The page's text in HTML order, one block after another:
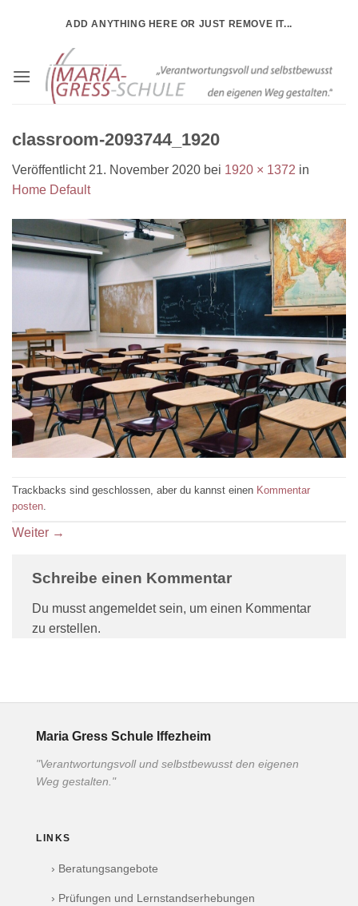
ADD ANYTHING HERE OR JUST REMOVE IT...
classroom-2093744_1920
Veröffentlicht 21. November 2020 bei 1920 × 1372 in
Home Default
Trackbacks sind geschlossen, aber du kannst einen Kommentar
posten.
Weiter →
Schreibe einen Kommentar
Du musst angemeldet sein, um einen Kommentar
zu erstellen.
Maria Gress Schule Iffezheim
"Verantwortungsvoll und selbstbewusst den eigenen
Weg gestalten."
LINKS
› Beratungsangebote
› Prüfungen und Lernstandserhebungen